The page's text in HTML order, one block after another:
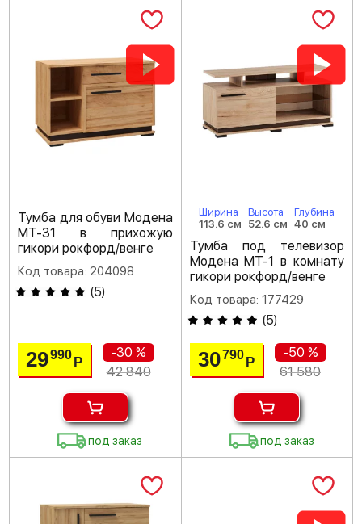
Тумба для обуви Модена
МТ-31 в прихожую
гикори рокфорд/венге
Код товара: 204098
(5)
29990Р
-30 %
42 840
под заказ
Ширина
113.6 см
Высота
52.6 см
Глубина
40 см
Тумба под телевизор
Модена МТ-1 в комнату
гикори рокфорд/венге
Код товара: 177429
(5)
30790 Р
-50 %
61 580
под заказ